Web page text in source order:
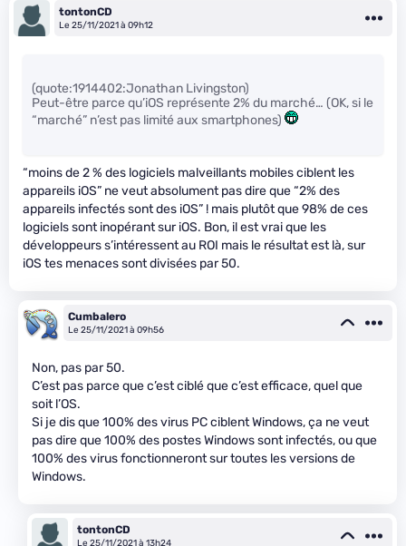
tontonCD
Le 25/11/2021 à 09h12
(quote:1914402:Jonathan Livingston)
Peut-être parce qu’iOS représente 2% du marché… (OK, si le
“marché” n’est pas limité aux smartphones)
“moins de 2 % des logiciels malveillants mobiles ciblent les
appareils iOS” ne veut absolument pas dire que “2% des
appareils infectés sont des iOS” ! mais plutôt que 98% de ces
logiciels sont inopérant sur iOS. Bon, il est vrai que les
développeurs s’intéressent au ROI mais le résultat est là, sur
iOS tes menaces sont divisées par 50.
Cumbalero
Le 25/11/2021 à 09h56
Non, pas par 50.
C’est pas parce que c’est ciblé que c’est efficace, quel que
soit l’OS.
Si je dis que 100% des virus PC ciblent Windows, ça ne veut
pas dire que 100% des postes Windows sont infectés, ou que
100% des virus fonctionneront sur toutes les versions de
Windows.
tontonCD
Le 25/11/2021 à 13h24